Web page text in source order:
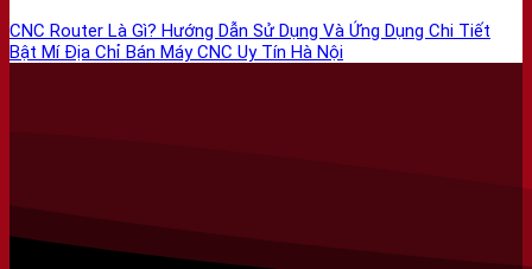
CNC Router Là Gì? Hướng Dẫn Sử Dụng Và Ứng Dụng Chi Tiết
Bật Mí Địa Chỉ Bán Máy CNC Uy Tín Hà Nội